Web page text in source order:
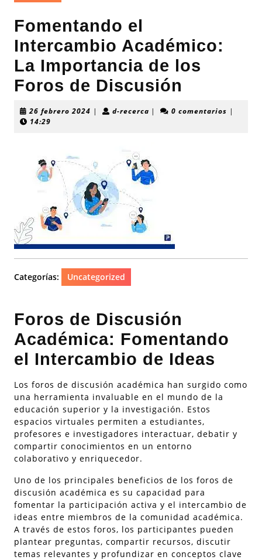
Fomentando el
Intercambio Académico:
La Importancia de los
Foros de Discusión
26 febrero 2024 26| d-recercad-| 0 comentarios |
14:29
Categorías: Uncategorized
Foros de Discusión
Académica: Fomentando
el Intercambio de Ideas
Los foros de discusión académica han surgido como
una herramienta invaluable en el mundo de la
educación superior y la investigación. Estos
espacios virtuales permiten a estudiantes,
profesores e investigadores interactuar, debatir y
compartir conocimientos en un entorno
colaborativo y enriquecedor.
Uno de los principales beneficios de los foros de
discusión académica es su capacidad para
fomentar la participación activa y el intercambio de
ideas entre miembros de la comunidad académica.
A través de estos foros, los participantes pueden
plantear preguntas, compartir recursos, discutir
temas relevantes y profundizar en conceptos clave